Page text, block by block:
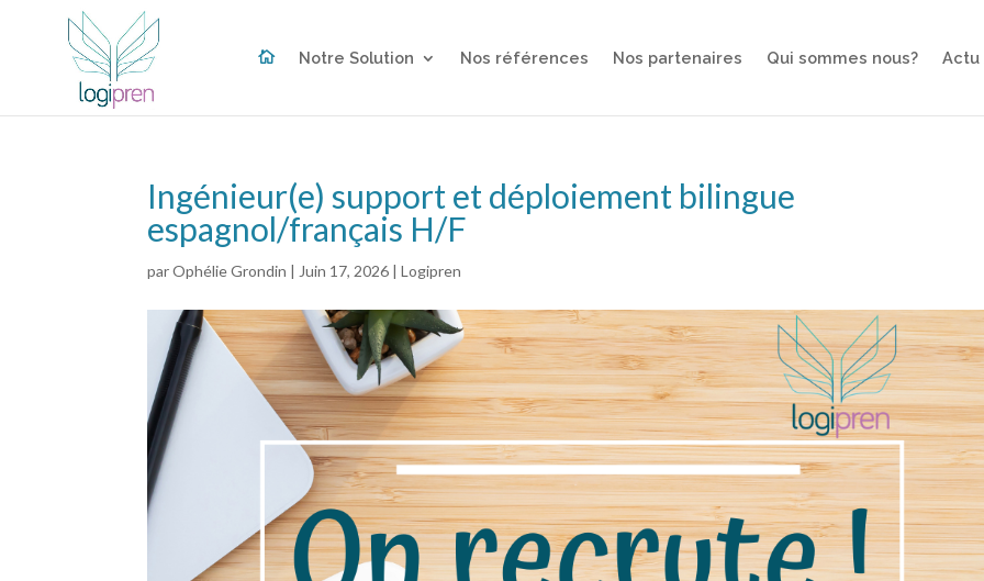
 Notre Solution Nos références Nos partenaires Qui sommes nous? Actu
Ingénieur(e) support et déploiement bilingue
espagnol/français H/F
parOphélie Grondin | Juin 17, 2026 |Logipren